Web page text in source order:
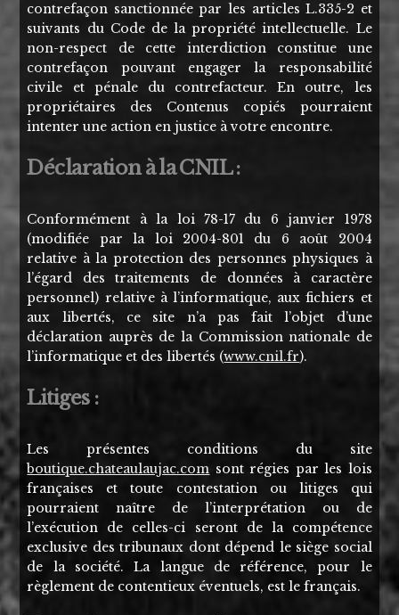
contrefaçon sanctionnée par les articles L.335-2 et
suivants du Code de la propriété intellectuelle. Le
non-respect de cette interdiction constitue une
contrefaçon pouvant engager la responsabilité
civile et pénale du contrefacteur. En outre, les
propriétaires des Contenus copiés pourraient
intenter une action en justice à votre encontre.
Déclaration à la CNIL :
Conformément à la loi 78-17 du 6 janvier 1978
(modifiée par la loi 2004-801 du 6 août 2004
relative à la protection des personnes physiques à
l’égard des traitements de données à caractère
personnel) relative à l’informatique, aux fichiers et
aux libertés, ce site n’a pas fait l’objet d’une
déclaration auprès de la Commission nationale de
l’informatique et des libertés (www.cnil.fr).
Litiges :
Les présentes conditions du site
boutique.chateaulaujac.com sont régies par les lois
françaises et toute contestation ou litiges qui
pourraient naître de l’interprétation ou de
l’exécution de celles-ci seront de la compétence
exclusive des tribunaux dont dépend le siège social
de la société. La langue de référence, pour le
règlement de contentieux éventuels, est le français.